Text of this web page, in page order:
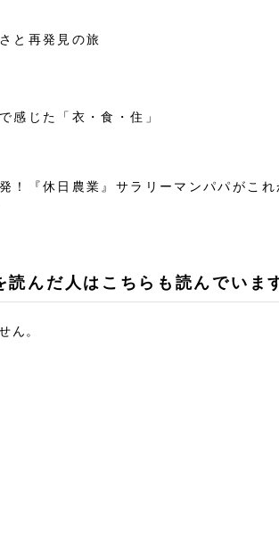
と再発見の旅
感じた「衣・食・住」
！『休日農業』サラリーマンパパがこ
読んだ人はこちらも読んでいま
ん。